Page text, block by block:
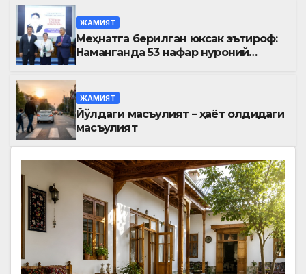
ЖАМИЯТ
Меҳнатга берилган юксак эътироф:
Наманганда 53 нафар нуроний
ЖАМИЯТ
Йўлдаги масъулият – ҳаёт олдидаги
масъулият